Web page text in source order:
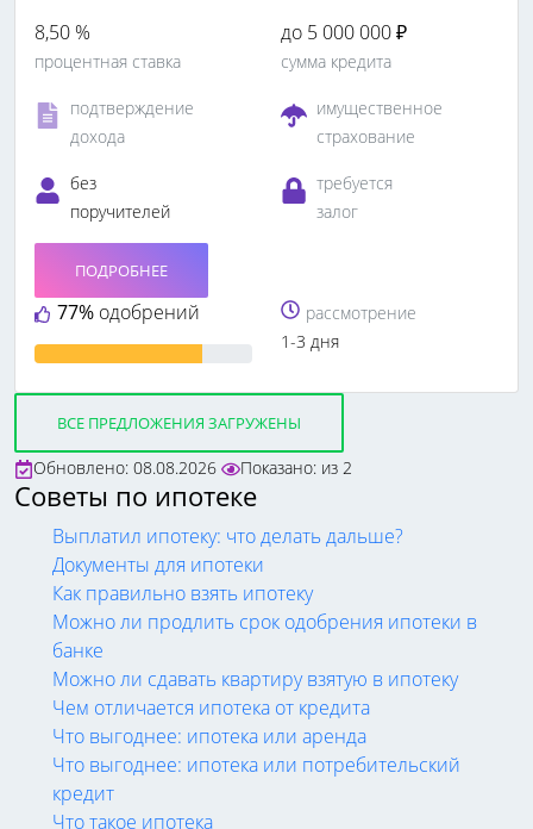
8,50 %
процентная ставка
до 5 000 000 ₽
сумма кредита
подтверждение
дохода
имущественное
страхование
без
поручителей
требуется
залог
77% одобрений
ПОДРОБНЕЕ
рассмотрение
1-3 дня
ВСЕ ПРЕДЛОЖЕНИЯ ЗАГРУЖЕНЫ
Обновлено: 08.08.2026 Показано: из 2
Советы по ипотеке
Выплатил ипотеку: что делать дальше?
Документы для ипотеки
Как правильно взять ипотеку
Можно ли продлить срок одобрения ипотеки в
банке
Можно ли сдавать квартиру взятую в ипотеку
Чем отличается ипотека от кредита
Что выгоднее: ипотека или аренда
Что выгоднее: ипотека или потребительский
кредит
Что такое ипотека